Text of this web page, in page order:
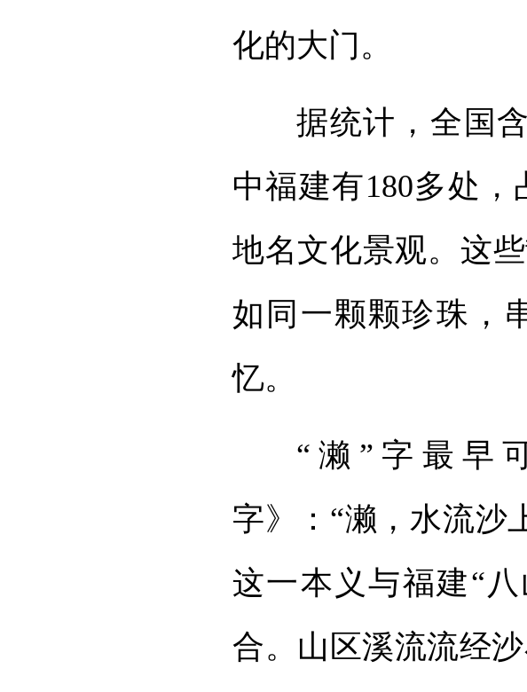
化的大门。
据统计，全国
中福建有180多处
地名文化景观。这
如同一颗颗珍珠，
忆。
“濑”字最早
字》：“濑，水流沙
这一本义与福建“
合。山区溪流流经